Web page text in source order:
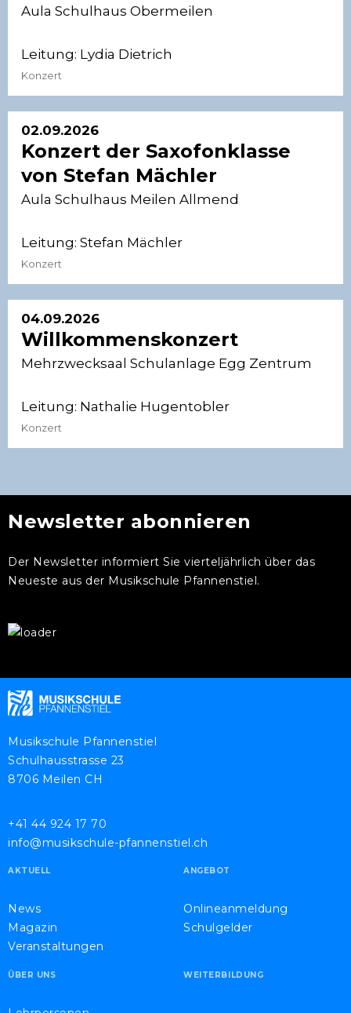
Aula Schulhaus Obermeilen
Leitung: Lydia Dietrich
Konzert
02.09.2026
Konzert der Saxofonklasse
von Stefan Mächler
Aula Schulhaus Meilen Allmend
Leitung: Stefan Mächler
Konzert
04.09.2026
Willkommenskonzert
Mehrzwecksaal Schulanlage Egg Zentrum
Leitung: Nathalie Hugentobler
Konzert
Newsletter abonnieren
Der Newsletter informiert Sie vierteljährlich über das
Neueste aus der Musikschule Pfannenstiel.
Musikschule Pfannenstiel
Schulhausstrasse 23
8706 Meilen CH
+41 44 924 17 70
info@musikschule-pfannenstiel.ch
AKTUELL
News
Magazin
Veranstaltungen
ANGEBOT
Onlineanmeldung
Schulgelder
ÜBER UNS WEITERBILDUNG